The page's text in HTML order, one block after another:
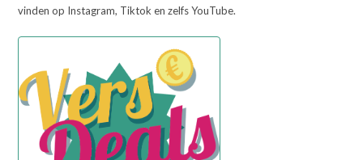
vinden op Instagram, Tiktok en zelfs YouTube.